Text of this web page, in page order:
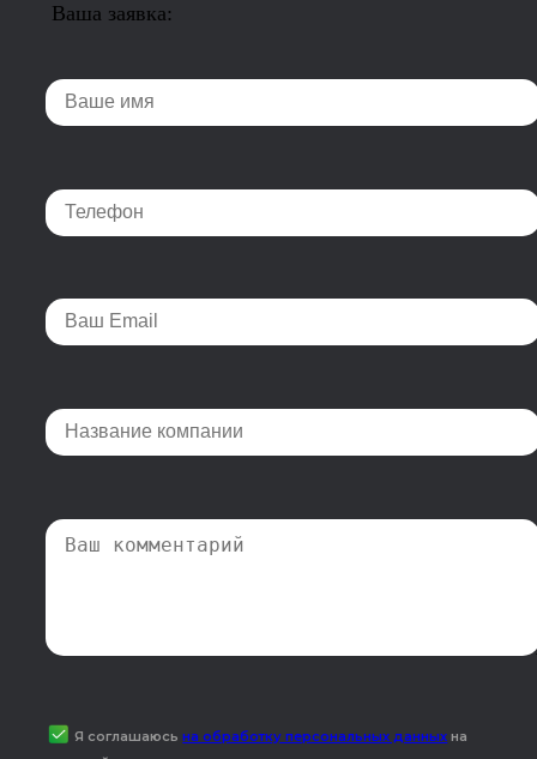
Ваша заявка:
Я соглашаюсьна обработку персональных данных на